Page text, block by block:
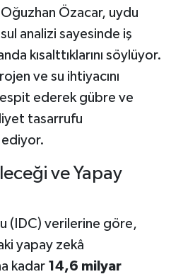
Özacar, uydu
analizi sayesinde iş
kısalttıklarını söylüyor.
ve su ihtiyacını
ederek gübre ve
tasarrufu
ediyor.
ve Yapay
(IDC) verilerine göre,
yapay zekâ
kadar 14,6 milyar